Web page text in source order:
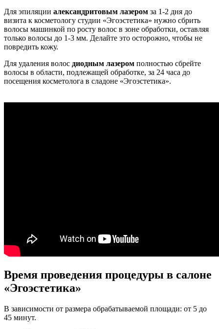
Для эпиляции александритовым лазером за 1-2 дня до
визита к косметологу студии «Эгоэстетика» нужно сбрить
волосы машинкой по росту волос в зоне обработки, оставляя
только волосы до 1-3 мм. Делайте это осторожно, чтобы не
повредить кожу.
Для удаления волос диодным лазером полностью сбрейте
волосы в области, подлежащей обработке, за 24 часа до
посещения косметолога в сладоне «Эгоэстетика».
Время проведения процедуры в салоне
«Эгоэстетика»
В зависимости от размера обрабатываемой площади: от 5 до
45 минут.